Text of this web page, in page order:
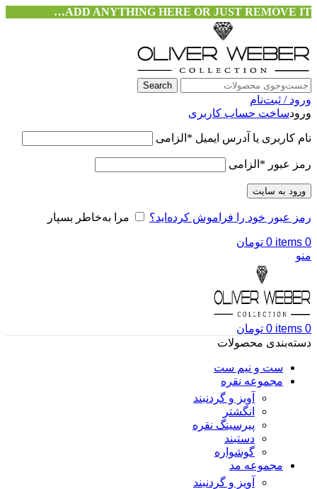
ADD ANYTHING HERE OR JUST REMOVE IT…
Search
ورود / ثبت‌نام
ورودساخت حساب کاربری
نام کاربری یا آدرس ایمیل * الزامی
رمز عبور * الزامی
ورود به سایت
رمز عبور خود را فراموش کرده‌اید؟ مرا به‌خاطر بسپار
0
items
0 تومان
منو
0
items
0 تومان
دسته‌بندی محصولات
ست و نیم ست
مجموعه نقره
آویز و گردنبند
انگشتر
پیرسینگ نقره
دستبند
گوشواره
مجموعه مد
آویز و گردنبند